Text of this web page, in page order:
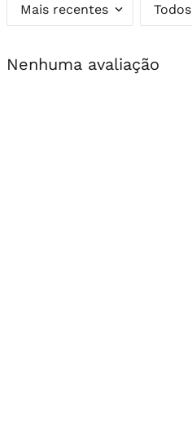
Mais recentes Todos
Nenhuma avaliação